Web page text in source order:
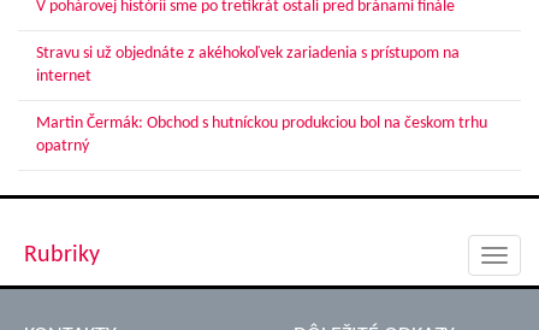
V pohárovej histórii sme po tretíkrát ostali pred bránami finále
Stravu si už objednáte z akéhokoľvek zariadenia s prístupom na
internet
Martin Čermák: Obchod s hutníckou produkciou bol na českom trhu
opatrný
Rubriky